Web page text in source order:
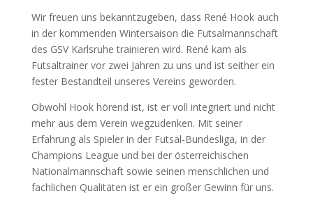
Wir freuen uns bekanntzugeben, dass René Hook auch
in der kommenden Wintersaison die Futsalmannschaft
des GSV Karlsruhe trainieren wird. René kam als
Futsaltrainer vor zwei Jahren zu uns und ist seither ein
fester Bestandteil unseres Vereins geworden.
Obwohl Hook hörend ist, ist er voll integriert und nicht
mehr aus dem Verein wegzudenken. Mit seiner
Erfahrung als Spieler in der Futsal-Bundesliga, in der
Champions League und bei der österreichischen
Nationalmannschaft sowie seinen menschlichen und
fachlichen Qualitäten ist er ein großer Gewinn für uns.